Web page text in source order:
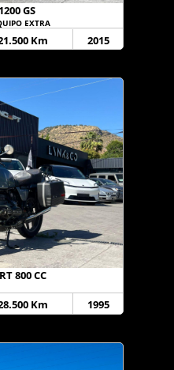
GS
EXTRA
Km 2015
800 CC
Km 1995